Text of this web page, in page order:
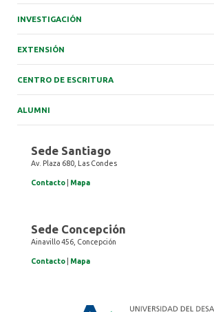
INVESTIGACIÓN
EXTENSIÓN
CENTRO DE ESCRITURA
ALUMNI
Sede Santiago
Av. Plaza 680, Las Condes
Contacto Mapa
Sede Concepción
Ainavillo 456, Concepción
Contacto Mapa